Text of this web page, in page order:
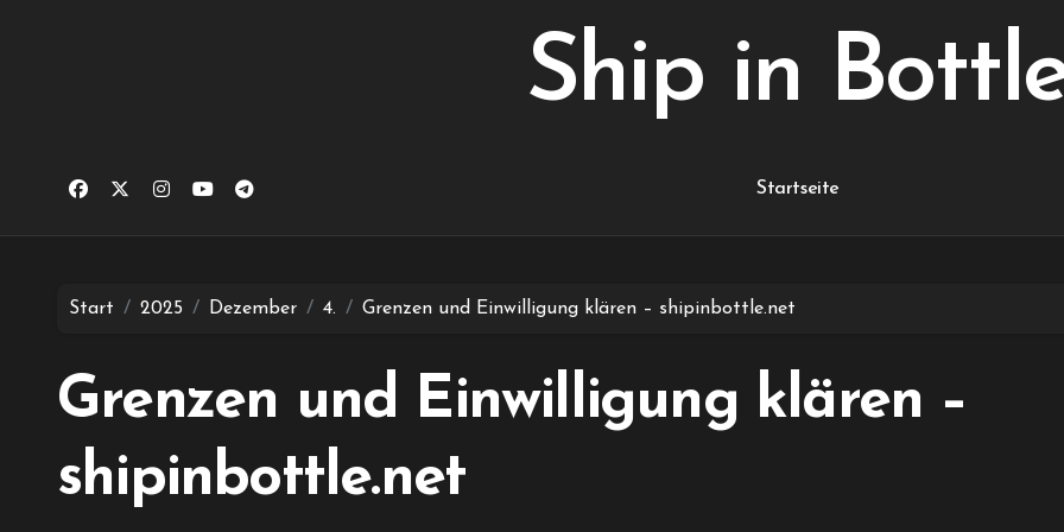
Ship in
Startseite
Start 2025 Dezember 4. Grenzen und Einwilligung klären – shipinbottle.net
Grenzen und Einwilligung klären –
shipinbottle.net